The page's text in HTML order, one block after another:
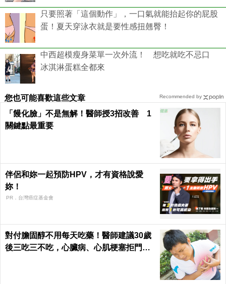
只要照著「這個動作」，一口氣就能抬起你的屁股
蛋！夏天穿泳衣就是要性感扭翹臀！
中西超模瘦身菜單一次外流！ 想吃就吃不忌口
冰淇淋蛋糕全都來
您也可能喜歡這些文章
「饅化臉」不是無解！醫師授3招改善 1
關鍵點最重要
伴侶和妳一起預防HPV，才有資格說愛
妳！
PR．台灣癌症基金會
對付膽固醇不用每天吃藥！醫師建議30歲
後三吃三不吃，心臟病、心肌梗塞拒門外
Recommended by